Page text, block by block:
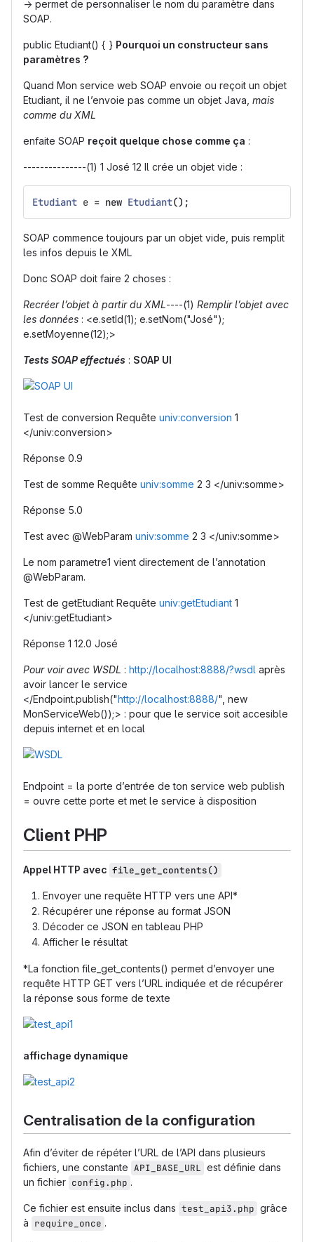
→ permet de personnaliser le nom du paramètre dans
SOAP.
public Etudiant() { } Pourquoi un constructeur sans
paramètres ?
Quand Mon service web SOAP envoie ou reçoit un objet
Etudiant, il ne l’envoie pas comme un objet Java, mais
comme du XML
enfaite SOAP reçoit quelque chose comme ça :
---------------(1) 1 José 12 Il crée un objet vide :
Etudiant e = new Etudiant();
SOAP commence toujours par un objet vide, puis remplit
les infos depuis le XML
Donc SOAP doit faire 2 choses :
Recréer l’objet à partir du XML----(1) Remplir l’objet avec
les données : <e.setId(1); e.setNom("José");
e.setMoyenne(12);>
Tests SOAP effectués : SOAP UI
Test de conversion Requête univ:conversion 1
</univ:conversion>
Réponse 0.9
Test de somme Requête univ:somme 2 3 </univ:somme>
Réponse 5.0
Test avec @WebParam univ:somme 2 3 </univ:somme>
Le nom parametre1 vient directement de l’annotation
@WebParam.
Test de getEtudiant Requête univ:getEtudiant 1
</univ:getEtudiant>
Réponse 1 12.0 José
Pour voir avec WSDL : http://localhost:8888/?wsdl après
avoir lancer le service
</Endpoint.publish("http://localhost:8888/", new
MonServiceWeb());> : pour que le service soit accesible
depuis internet et en local
Endpoint = la porte d’entrée de ton service web publish
= ouvre cette porte et met le service à disposition
Client PHP
Appel HTTP avec file_get_contents()
Envoyer une requête HTTP vers une API*
Récupérer une réponse au format JSON
Décoder ce JSON en tableau PHP
Afficher le résultat
*La fonction file_get_contents() permet d’envoyer une
requête HTTP GET vers l’URL indiquée et de récupérer
la réponse sous forme de texte
affichage dynamique
Centralisation de la configuration
Afin d’éviter de répéter l’URL de l’API dans plusieurs
fichiers, une constante API_BASE_URL est définie dans
un fichier config.php .
Ce fichier est ensuite inclus dans test_api3.php grâce
à require_once .